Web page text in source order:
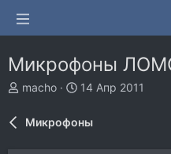
Микрофоны
А
т
р
macho
Д
н
14 Апр 2011
Микрофоны